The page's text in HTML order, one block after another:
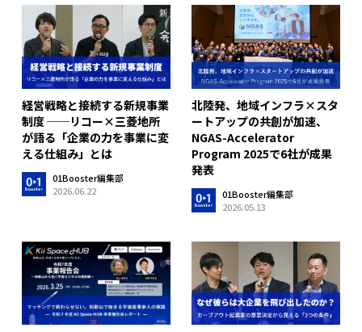
経営戦略と接続する新規事業
制度 ──リコー×三菱地所
が語る「企業の力を事業に変
える仕組み」とは
01Booster編集部
2026.06.22
北陸発、地域インフラ×スタ
ートアップの共創が加速、
NGAS-Accelerator
Program 2025で6社が成果
発表
01Booster編集部
2026.05.13